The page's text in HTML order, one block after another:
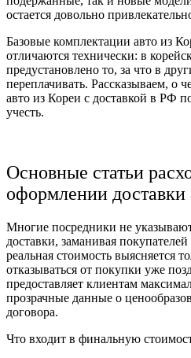
остается довольно
Базовые комплектации авто из
отличаются технически: в
предустановлено то, за что в
переплачивать. Рассказываем, о
авто из Кореи с доставкой в РФ
учесть.
Основные статьи
оформлении
Многие посредники не
доставки, заманивая
реальная стоимость выясняется
отказываться от покупки уже
предоставляет клиентам
прозрачные данные о
договора.
Что входит в финальную